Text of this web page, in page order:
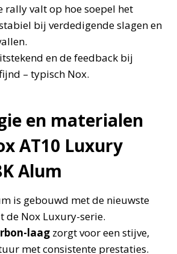
rally valt op hoe soepel het
bij verdedigende slagen en
en de feedback bij
– typisch Nox.
en materialen
AT10 Luxury
Alum
is gebouwd met de nieuwste
de Nox Luxury-serie.
laag zorgt voor een stijve,
met consistente prestaties.